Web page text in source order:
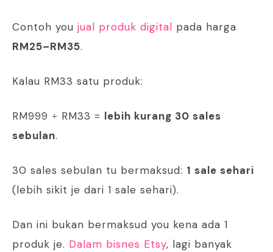
Contoh you jual produk digital pada harga
RM25–RM35.
Kalau RM33 satu produk:
RM999 ÷ RM33 = lebih kurang 30 sales
sebulan.
30 sales sebulan tu bermaksud: 1 sale sehari
(lebih sikit je dari 1 sale sehari).
Dan ini bukan bermaksud you kena ada 1
produk je. Dalam bisnes Etsy, lagi banyak